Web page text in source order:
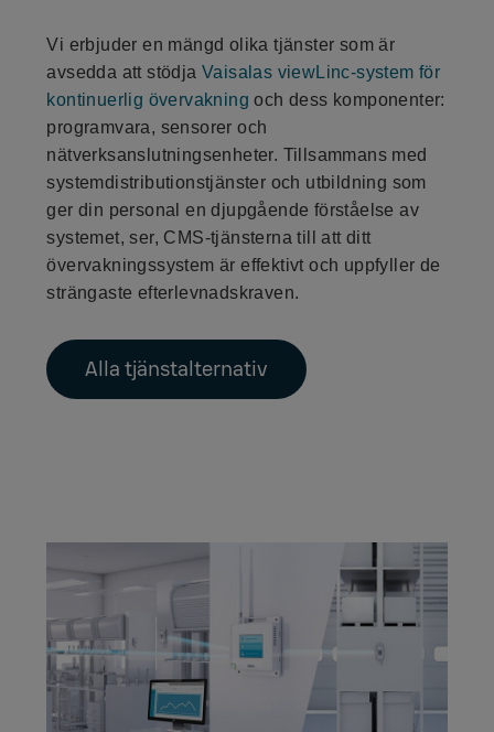
Vi erbjuder en mängd olika tjänster som är
avsedda att stödjaVaisalas viewLinc-system för
kontinuerlig övervakning och dess komponenter:
programvara, sensorer och
nätverksanslutningsenheter. Tillsammans med
systemdistributionstjänster och utbildning som
ger din personal en djupgående förståelse av
systemet, ser, CMS-tjänsterna till att ditt
övervakningssystem är effektivt och uppfyller de
strängaste efterlevnadskraven.
Alla tjänstalternativ